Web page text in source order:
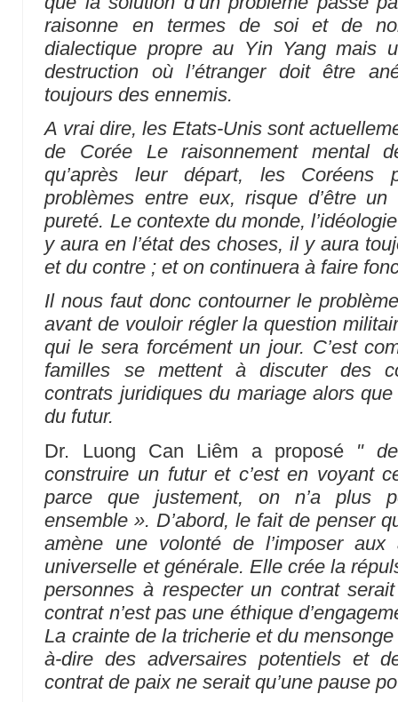
raisonne en termes de soi et de
dialectique propre au Yin Yang mais
destruction où l’étranger doit être
toujours des ennemis.
A vrai dire, les Etats-Unis sont
de Corée Le raisonnement mental
qu’après leur départ, les Coréens
problèmes entre eux, risque d’être
pureté. Le contexte du monde,
y aura en l’état des choses, il y aura
et du contre ; et on continuera à faire
Il nous faut donc contourner le
avant de vouloir régler la question
qui le sera forcément un jour. C’est
familles se mettent à discuter des
contrats juridiques du mariage alors
du futur.
Dr. Luong Can Liêm a proposé "
construire un futur et c’est en voyant
parce que justement, on n’a plus
ensemble ». D’abord, le fait de penser
amène une volonté de l’imposer
universelle et générale. Elle crée la
personnes à respecter un contrat
contrat n’est pas une éthique
La crainte de la tricherie et du
à-dire des adversaires potentiels et
contrat de paix ne serait qu’une pause